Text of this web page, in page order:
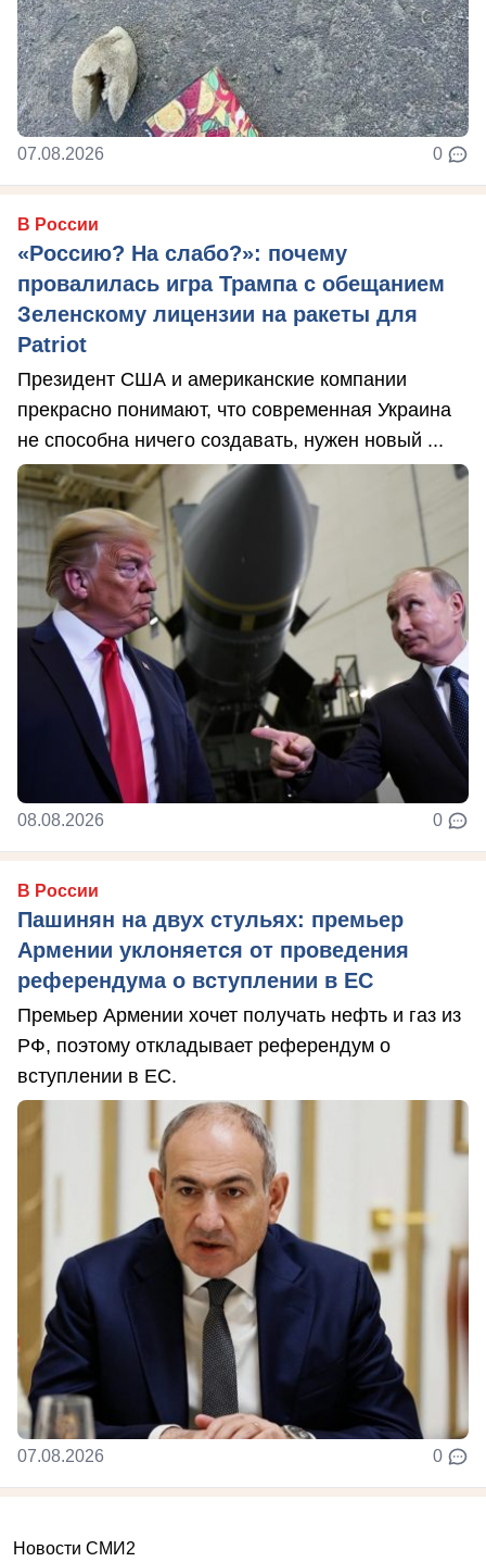
07.08.2026 0
В России
«Россию? На слабо?»: почему
провалилась игра Трампа с обещанием
Зеленскому лицензии на ракеты для
Patriot
Президент США и американские компании
прекрасно понимают, что современная Украина
не способна ничего создавать, нужен новый ...
08.08.2026 0
В России
Пашинян на двух стульях: премьер
Армении уклоняется от проведения
референдума о вступлении в ЕС
Премьер Армении хочет получать нефть и газ из
РФ, поэтому откладывает референдум о
вступлении в ЕС.
07.08.2026 0
Новости СМИ2